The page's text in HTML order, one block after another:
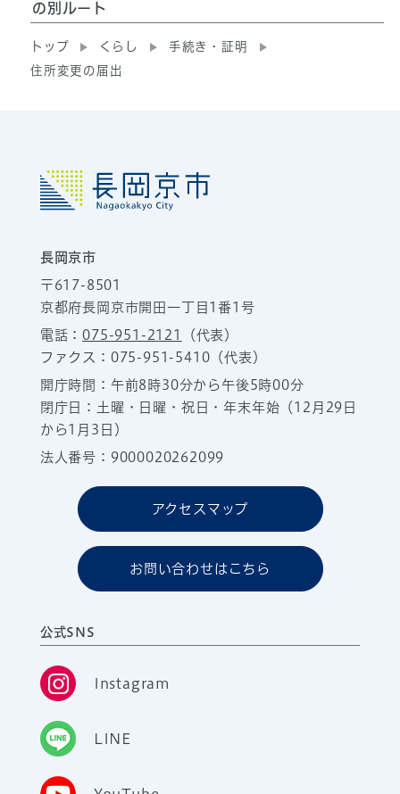
の別ルート
トップ くらし
手続き・証明
住所変更の届出
長岡京市
〒617-8501
京都府長岡京市開田一丁目1番1号
電話：075-951-2121
（代表）
ファクス：075-951-5410（代表）
開庁時間：午前8時30分から午後5時00分
閉庁日：土曜・日曜・祝日・年末年始（12月29日
から1月3日）
法人番号：9000020262099
アクセスマップ
お問い合わせはこちら
公式SNS
Instagram
LINE